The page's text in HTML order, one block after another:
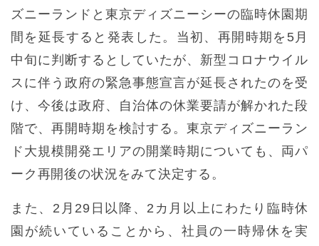
ズニーランドと東京ディズニーシーの臨時休園期
間を延長すると発表した。当初、再開時期を5月
中旬に判断するとしていたが、新型コロナウイル
スに伴う政府の緊急事態宣言が延長されたのを受
け、今後は政府、自治体の休業要請が解かれた段
階で、再開時期を検討する。東京ディズニーラン
ド大規模開発エリアの開業時期についても、両パ
ーク再開後の状況をみて決定する。
また、2月29日以降、2カ月以上にわたり臨時休
園が続いていることから、社員の一時帰休を実